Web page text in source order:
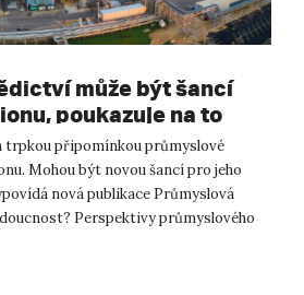
může být šancí
poukazuje na to
UJEP
trpkou připomínkou průmyslové
Mohou být novou šancí pro jeho
nová publikace Průmyslová
Perspektivy průmyslového